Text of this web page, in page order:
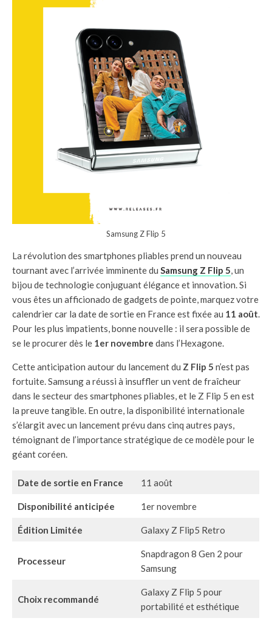
Samsung Z Flip 5
La révolution des smartphones pliables prend un nouveau
tournant avec l’arrivée imminente du Samsung Z Flip 5, un
bijou de technologie conjuguant élégance et innovation. Si
vous êtes un afficionado de gadgets de pointe, marquez votre
calendrier car la date de sortie en France est fixée au 11 août.
Pour les plus impatients, bonne nouvelle : il sera possible de
se le procurer dès le 1er novembre dans l’Hexagone.
Cette anticipation autour du lancement du Z Flip 5 n’est pas
fortuite. Samsung a réussi à insuffler un vent de fraîcheur
dans le secteur des smartphones pliables, et le Z Flip 5 en est
la preuve tangible. En outre, la disponibilité internationale
s’élargit avec un lancement prévu dans cinq autres pays,
témoignant de l’importance stratégique de ce modèle pour le
géant coréen.
Date de sortie en France 11 août
Disponibilité anticipée 1er novembre
Édition Limitée Galaxy Z Flip5 Retro
Processeur
Snapdragon 8 Gen 2 pour
Samsung
Choix recommandé
Galaxy Z Flip 5 pour
portabilité et esthétique